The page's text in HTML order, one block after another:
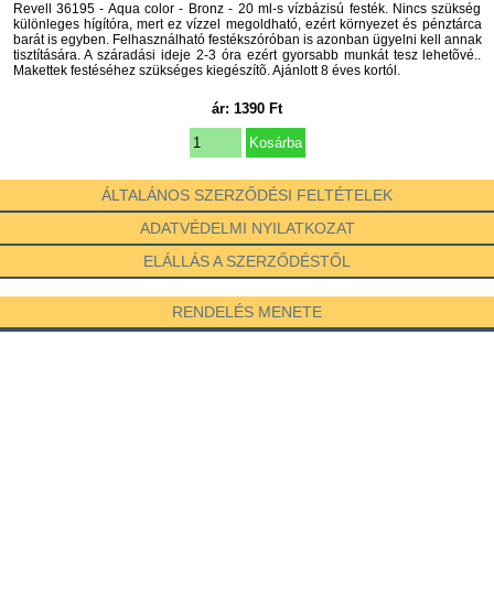
Revell 36195 - Aqua color - Bronz - 20 ml-s vízbázisú festék. Nincs szükség
különleges hígítóra, mert ez vízzel megoldható, ezért környezet és pénztárca
barát is egyben. Felhasználható festékszóróban is azonban ügyelni kell annak
tisztítására. A száradási ideje 2-3 óra ezért gyorsabb munkát tesz lehetõvé..
Makettek festéséhez szükséges kiegészítõ. Ajánlott 8 éves kortól.
ár: 1390 Ft
ÁLTALÁNOS SZERZŐDÉSI FELTÉTELEK
ADATVÉDELMI NYILATKOZAT
ELÁLLÁS A SZERZŐDÉSTŐL
RENDELÉS MENETE